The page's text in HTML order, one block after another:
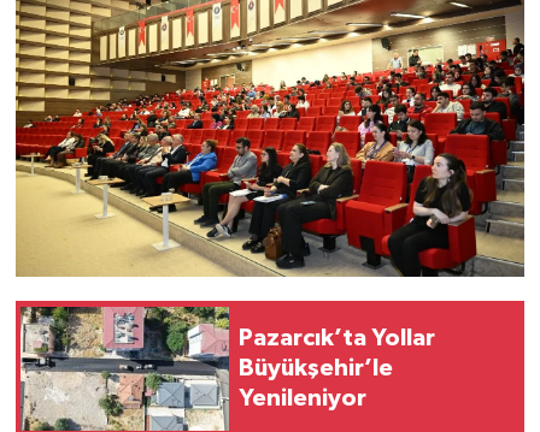
Pazarcık’ta Yollar
Büyükşehir’le
Yenileniyor